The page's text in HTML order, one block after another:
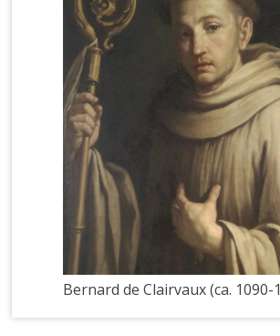
Bernard de Clairvaux (ca. 1090-